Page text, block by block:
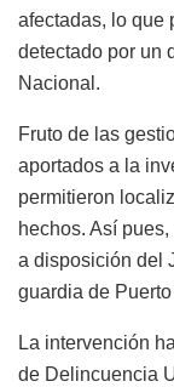
afectadas, lo que
detectado por un
Nacional.
Fruto de las
aportados a la
permitieron
hechos. Así
a disposición del
guardia de
La intervención
de Delincuencia